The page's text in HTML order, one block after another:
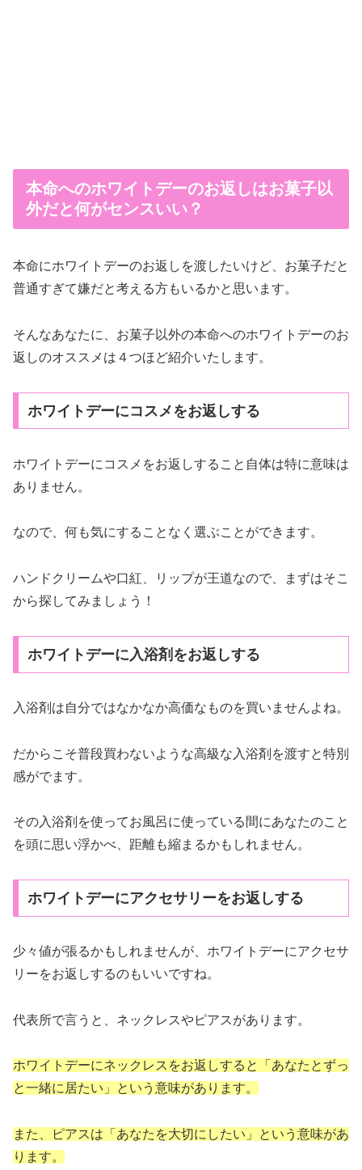
本命へのホワイトデーのお返しはお菓子以
外だと何がセンスいい？
本命にホワイトデーのお返しを渡したいけど、お菓子だと
普通すぎて嫌だと考える方もいるかと思います。
そんなあなたに、お菓子以外の本命へのホワイトデーのお
返しのオススメは４つほど紹介いたします。
ホワイトデーにコスメをお返しする
ホワイトデーにコスメをお返しすること自体は特に意味は
ありません。
なので、何も気にすることなく選ぶことができます。
ハンドクリームや口紅、リップが王道なので、まずはそこ
から探してみましょう！
ホワイトデーに入浴剤をお返しする
入浴剤は自分ではなかなか高価なものを買いませんよね。
だからこそ普段買わないような高級な入浴剤を渡すと特別
感がでます。
その入浴剤を使ってお風呂に使っている間にあなたのこと
を頭に思い浮かべ、距離も縮まるかもしれません。
ホワイトデーにアクセサリーをお返しする
少々値が張るかもしれませんが、ホワイトデーにアクセサ
リーをお返しするのもいいですね。
代表所で言うと、ネックレスやピアスがあります。
ホワイトデーにネックレスをお返しすると「あなたとずっ
と一緒に居たい」という意味があります。
また、ピアスは「あなたを大切にしたい」という意味があ
ります。